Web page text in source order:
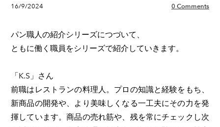
16/9/2024 0 Comments
パン職人の紹介シリーズにつづいて、
ともに働く職員をシリーズで紹介していきます。
​「K.S」さん
前職はレストランの料理人。プロの知識と経験をもち、
新商品の開発や、より美味しくなる一工夫にその力を発
揮しています。商品の売れ筋や、残を常にチェックし次